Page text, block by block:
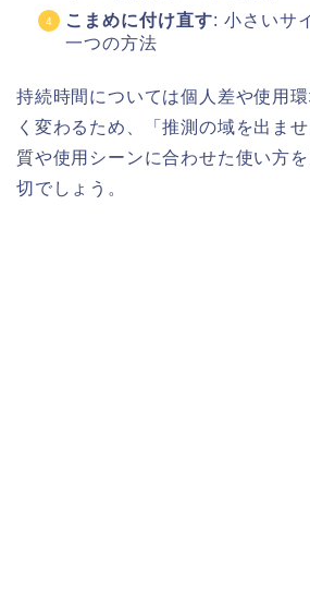
こまめに付け直す: 小さいサ
一つの方法
持続時間については個人差や使用
く変わるため、「推測の域を出ま
質や使用シーンに合わせた使い方
切でしょう。